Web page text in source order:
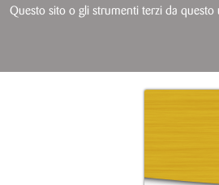
Questo sito o gli strumenti terzi da